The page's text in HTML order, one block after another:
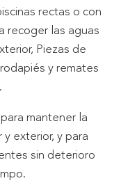
rectas o con
recoger las aguas
Piezas de
y remates
mantener la
exterior, y para
sin deterioro